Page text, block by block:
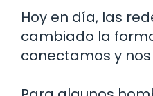
Hoy en día, las
cambiado la
conectamos y